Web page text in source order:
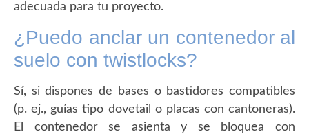
adecuada para tu proyecto.
¿Puedo anclar un contenedor al
suelo con twistlocks?
Sí, si dispones de bases o bastidores compatibles
(p. ej., guías tipo dovetail o placas con cantoneras).
El contenedor se asienta y se bloquea con